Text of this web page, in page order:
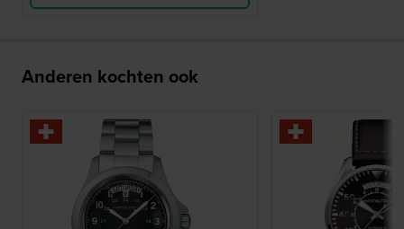
Anderen kochten ook